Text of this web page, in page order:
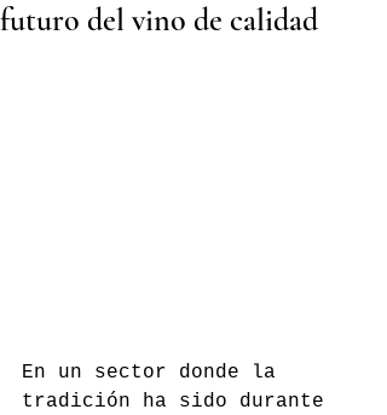
futuro del vino de calidad
En un sector donde la
tradición ha sido durante